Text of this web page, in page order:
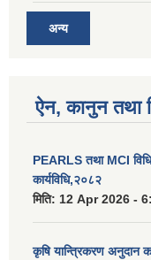
अन्य
ऐन, कानुन तथा
PEARLS तथा MCI
कार्यविधि,२०८२
मिति: 12 Apr 2026 -
कृषि यान्त्रिकरण अनुदान